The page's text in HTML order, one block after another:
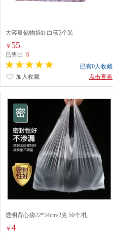
大容量储物袋红白蓝3个装
￥ 55
已售出: 6
已有0人收藏
点击查看
加入收藏
透明背心袋22*34cm/2克 50个/扎
￥ 4